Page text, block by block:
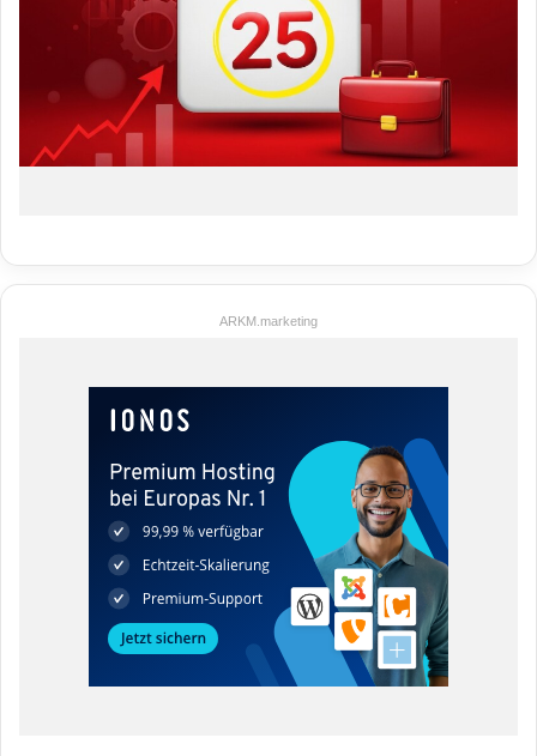
ARKM.marketing